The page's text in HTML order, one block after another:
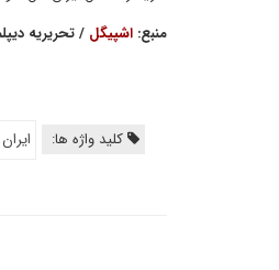
منبع: اشپیگل / تحریریه
کلید واژه ها: